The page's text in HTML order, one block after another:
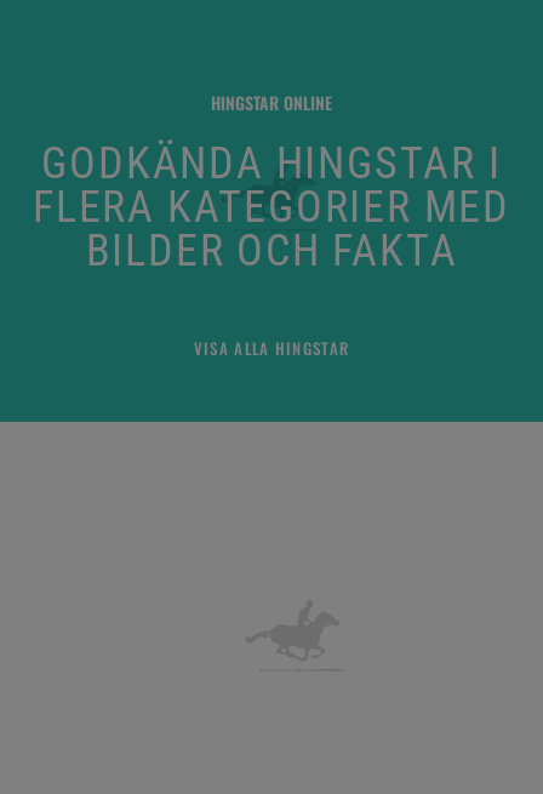
HINGSTAR ONLINE
GODKÄNDA HINGSTAR I
FLERA KATEGORIER MED
BILDER OCH FAKTA
VISA ALLA HINGSTAR